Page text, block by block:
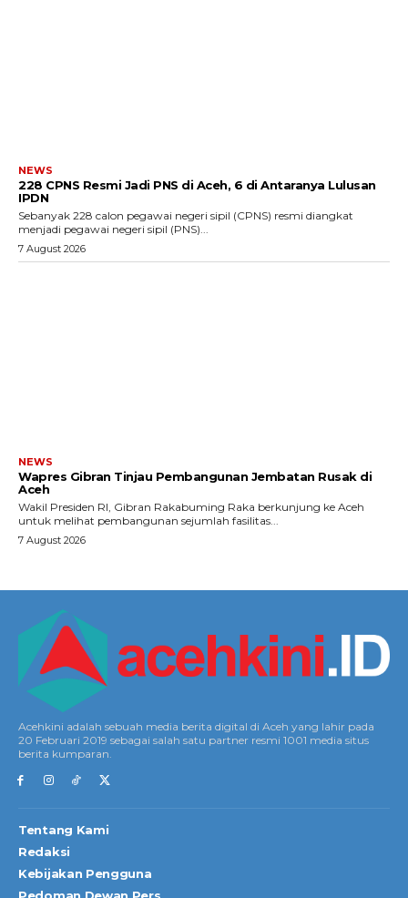
NEWS
228 CPNS Resmi Jadi PNS di Aceh, 6 di Antaranya Lulusan
IPDN
Sebanyak 228 calon pegawai negeri sipil (CPNS) resmi diangkat
menjadi pegawai negeri sipil (PNS)...
7 August 2026
NEWS
Wapres Gibran Tinjau Pembangunan Jembatan Rusak di
Aceh
Wakil Presiden RI, Gibran Rakabuming Raka berkunjung ke Aceh
untuk melihat pembangunan sejumlah fasilitas...
7 August 2026
Acehkini adalah sebuah media berita digital di Aceh yang lahir pada
20 Februari 2019 sebagai salah satu partner resmi 1001 media situs
berita kumparan.
Tentang Kami
Redaksi
Kebijakan Pengguna